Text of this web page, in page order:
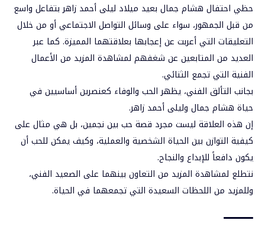
حظي احتفال هشام جمال بعيد ميلاد ليلى أحمد زاهر بتفاعل واسع
من قبل الجمهور، سواء على وسائل التواصل الاجتماعي أو من خلال
التعليقات التي أعربت عن إعجابها بعلاقتهما المميزة. كما عبر
العديد من المتابعين عن شغفهم لمشاهدة المزيد من الأعمال
الفنية التي تجمع الثنائي.
بجانب التألق الفني، يظهر الحب والوفاء كعنصرين أساسيين في
حياة هشام جمال وليلى أحمد زاهر.
إن هذه العلاقة ليست مجرد قصة حب بين نجمين، بل هي مثال على
كيفية التوازن بين الحياة الشخصية والعملية، وكيف يمكن للحب أن
يكون دافعاً للإبداع والنجاح.
نتطلع لمشاهدة المزيد من التعاون بينهما على الصعيد الفني،
وللمزيد من اللحظات السعيدة التي تجمعهما في الحياة.